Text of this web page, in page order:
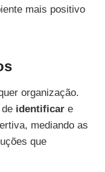
mais positivo
organização.
identificar e
mediando as
que